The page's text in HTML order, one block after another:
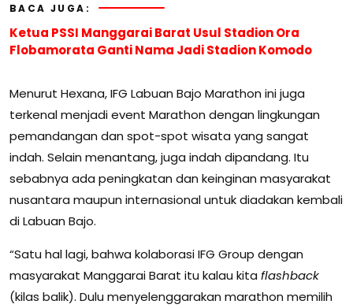
BACA JUGA:
Ketua PSSI Manggarai Barat Usul Stadion Ora
Flobamorata Ganti Nama Jadi Stadion Komodo
Menurut Hexana, IFG Labuan Bajo Marathon ini juga
terkenal menjadi event Marathon dengan lingkungan
pemandangan dan spot-spot wisata yang sangat
indah. Selain menantang, juga indah dipandang. Itu
sebabnya ada peningkatan dan keinginan masyarakat
nusantara maupun internasional untuk diadakan kembali
di Labuan Bajo.
“Satu hal lagi, bahwa kolaborasi IFG Group dengan
masyarakat Manggarai Barat itu kalau kita flashback
(kilas balik). Dulu menyelenggarakan marathon memilih